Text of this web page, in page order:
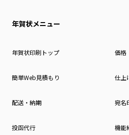
年賀状メニュー
年賀状印刷トップ 価格
簡単Web見積もり 仕上
配送・納期 宛名
投函代行 機能